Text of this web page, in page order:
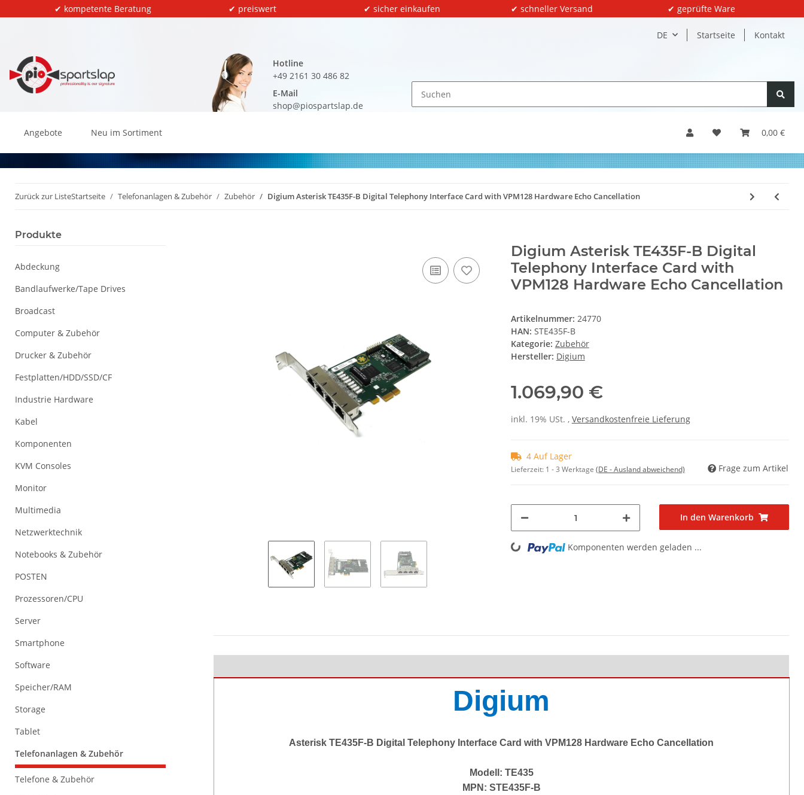
✔ kompetente Beratung ✔ preiswert ✔ sicher einkaufen ✔ schneller Versand ✔ geprüfte Ware
DE Startseite Kontakt
Hotline
+49 2161 30 486 82
E-Mail
shop@piospartslap.de
0,00 €
Angebote Neu im Sortiment
Zurück zur ListeStartseite Telefonanlagen & Zubehör Zubehör Digium Asterisk TE435F-B Digital Telephony Interface Card with VPM128 Hardware Echo Cancellation
Digium Asterisk TE435F-B Digital
Telephony Interface Card with
VPM128 Hardware Echo Cancellation
Artikelnummer: 24770
HAN: STE435F-B
Kategorie: Zubehör
Hersteller: Digium
1.069,90 €
inkl. 19% USt. , Versandkostenfreie Lieferung
4 Auf Lager
Lieferzeit: 1 - 3 Werktage (DE - Ausland abweichend) Frage zum Artikel
In den Warenkorb
Loading... Komponenten werden geladen ...
Digium
Asterisk TE435F-B Digital Telephony Interface Card with VPM128 Hardware Echo Cancellation
Modell: TE435
MPN: STE435F-B
Produkte
Abdeckung
Bandlaufwerke/Tape Drives
Broadcast
Computer & Zubehör
Drucker & Zubehör
Festplatten/HDD/SSD/CF
Industrie Hardware
Kabel
Komponenten
KVM Consoles
Monitor
Multimedia
Netzwerktechnik
Notebooks & Zubehör
POSTEN
Prozessoren/CPU
Server
Smartphone
Software
Speicher/RAM
Storage
Tablet
Telefonanlagen & Zubehör
Telefone & Zubehör